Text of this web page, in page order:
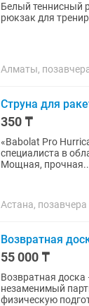
Белый теннисный рюкзак
рюкзак для
Алматы,
Струна для
350 ₸
«Babolat Pro
специалиста в
Мощная,
Астана, позавчера
Возвратная
55 000 ₸
Возвратная
незаменимый
физическую